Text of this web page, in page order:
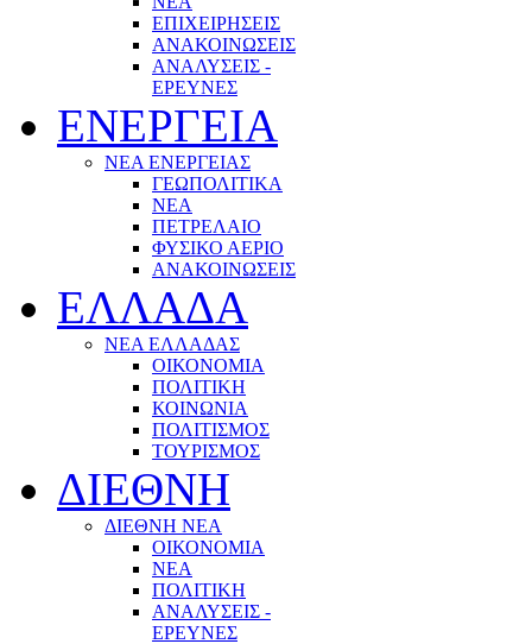
ΕΠΙΧΕΙΡΗΣΕΙΣ
ΑΝΑΚΟΙΝΩΣΕΙΣ
ΑΝΑΛΥΣΕΙΣ -
ΕΡΕΥΝΕΣ
ΕΝΕΡΓΕΙΑ
ΝΕΑ ΕΝΕΡΓΕΙΑΣ
ΓΕΩΠΟΛΙΤΙΚΑ
ΝΕΑ
ΠΕΤΡΕΛΑΙΟ
ΦΥΣΙΚΟ ΑΕΡΙΟ
ΑΝΑΚΟΙΝΩΣΕΙΣ
ΕΛΛΑΔΑ
ΝΕΑ ΕΛΛΑΔΑΣ
ΟΙΚΟΝΟΜΙΑ
ΠΟΛΙΤΙΚΗ
ΚΟΙΝΩΝΙΑ
ΠΟΛΙΤΙΣΜΟΣ
ΤΟΥΡΙΣΜΟΣ
ΔΙΕΘΝΗ
ΔΙΕΘΝΗ ΝΕΑ
ΟΙΚΟΝΟΜΙΑ
ΝΕΑ
ΠΟΛΙΤΙΚΗ
ΑΝΑΛΥΣΕΙΣ -
ΕΡΕΥΝΕΣ